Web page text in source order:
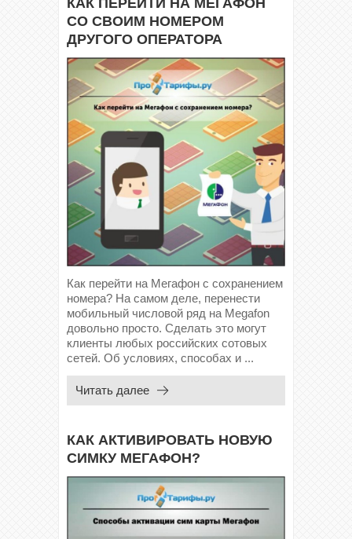
КАК ПЕРЕЙТИ НА МЕГАФОН
СО СВОИМ НОМЕРОМ
ДРУГОГО ОПЕРАТОРА
Как перейти на Мегафон с сохранением
номера? На самом деле, перенести
мобильный числовой ряд на Megafon
довольно просто. Сделать это могут
клиенты любых российских сотовых
сетей. Об условиях, способах и ...
Читать далее
КАК АКТИВИРОВАТЬ НОВУЮ
СИМКУ МЕГАФОН?